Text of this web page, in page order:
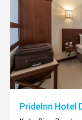
PrideInn Hotel